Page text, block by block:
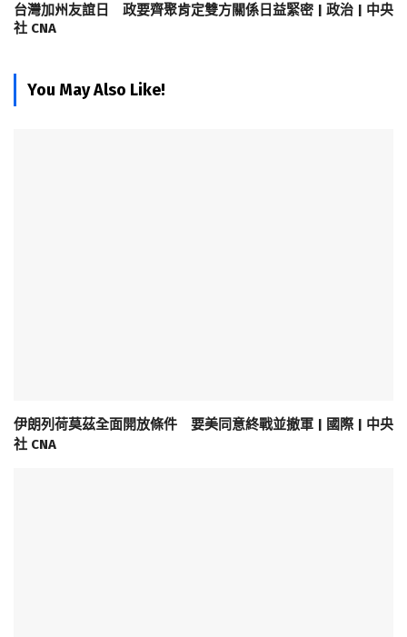
台灣加州友誼日 政要齊聚肯定雙方關係日益緊密 | 政治 | 中央
社 CNA
You May Also Like!
伊朗列荷莫茲全面開放條件 要美同意終戰並撤軍 | 國際 | 中央
社 CNA